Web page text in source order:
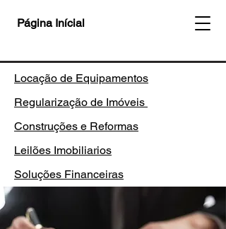
Página Inícial
Leilões Imobiliarios
Construções e Reformas
Soluções Financeiras
Regularização de Imóveis
Locação de Equipamentos